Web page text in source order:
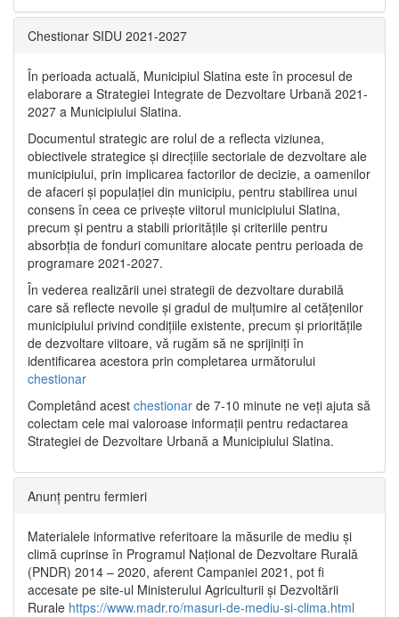
Chestionar SIDU 2021-2027
În perioada actuală, Municipiul Slatina este în procesul de
elaborare a Strategiei Integrate de Dezvoltare Urbană 2021‐
2027 a Municipiului Slatina.
Documentul strategic are rolul de a reflecta viziunea,
obiectivele strategice și direcțiile sectoriale de dezvoltare ale
municipiului, prin implicarea factorilor de decizie, a oamenilor
de afaceri și populației din municipiu, pentru stabilirea unui
consens în ceea ce privește viitorul municipiului Slatina,
precum și pentru a stabili prioritățile și criteriile pentru
absorbția de fonduri comunitare alocate pentru perioada de
programare 2021-2027.
În vederea realizării unei strategii de dezvoltare durabilă
care să reflecte nevoile și gradul de mulțumire al cetățenilor
municipiului privind condițiile existente, precum și prioritățile
de dezvoltare viitoare, vă rugăm să ne sprijiniți în
identificarea acestora prin completarea următorului
chestionar
Completând acest chestionar de 7-10 minute ne veți ajuta să
colectam cele mai valoroase informații pentru redactarea
Strategiei de Dezvoltare Urbană a Municipiului Slatina.
Anunț pentru fermieri
Materialele informative referitoare la măsurile de mediu și
climă cuprinse în Programul Național de Dezvoltare Rurală
(PNDR) 2014 – 2020, aferent Campaniei 2021, pot fi
accesate pe site-ul Ministerului Agriculturii și Dezvoltării
Rurale https://www.madr.ro/masuri-de-mediu-si-clima.html